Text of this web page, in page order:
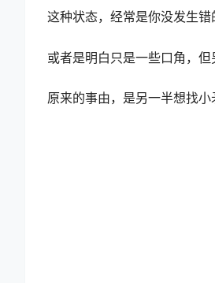
这种状态，经常是你没发生错
或者是明白只是一些口角，但
原来的事由，是另一半想找小